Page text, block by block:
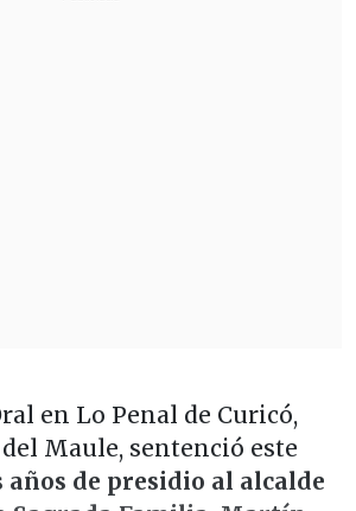
en Lo Penal de Curicó,
Maule, sentenció este
de presidio al alcalde